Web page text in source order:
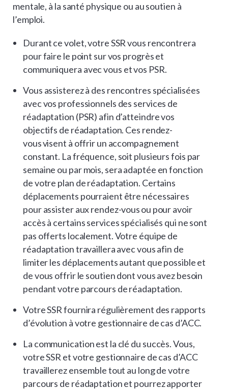
mentale, à la santé physique ou au soutien à
l’emploi.
Durant ce volet, votre SSR vous rencontrera
pour faire le point sur vos progrès et
communiquera avec vous et vos PSR.
Vous assisterez à des rencontres spécialisées
avec vos professionnels des services de
réadaptation (PSR) afin d’atteindre vos
objectifs de réadaptation. Ces rendez-
vous visent à offrir un accompagnement
constant. La fréquence, soit plusieurs fois par
semaine ou par mois, sera adaptée en fonction
de votre plan de réadaptation. Certains
déplacements pourraient être nécessaires
pour assister aux rendez-vous ou pour avoir
accès à certains services spécialisés qui ne sont
pas offerts localement. Votre équipe de
réadaptation travaillera avec vous afin de
limiter les déplacements autant que possible et
de vous offrir le soutien dont vous avez besoin
pendant votre parcours de réadaptation.
Votre SSR fournira régulièrement des rapports
d’évolution à votre gestionnaire de cas d’ACC.
La communication est la clé du succès. Vous,
votre SSR et votre gestionnaire de cas d’ACC
travaillerez ensemble tout au long de votre
parcours de réadaptation et pourrez apporter